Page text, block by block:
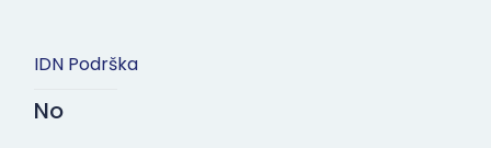
IDN Podrška
No